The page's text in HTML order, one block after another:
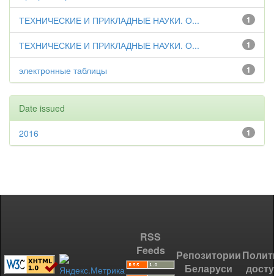
1
ТЕХНИЧЕСКИЕ И ПРИКЛАДНЫЕ НАУКИ. О...
1
ТЕХНИЧЕСКИЕ И ПРИКЛАДНЫЕ НАУКИ. О...
1
электронные таблицы
Date issued
1
2016
RSS
Feeds
Репозитории
Беларуси